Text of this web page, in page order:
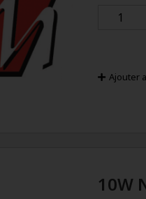
Ajouter
10W